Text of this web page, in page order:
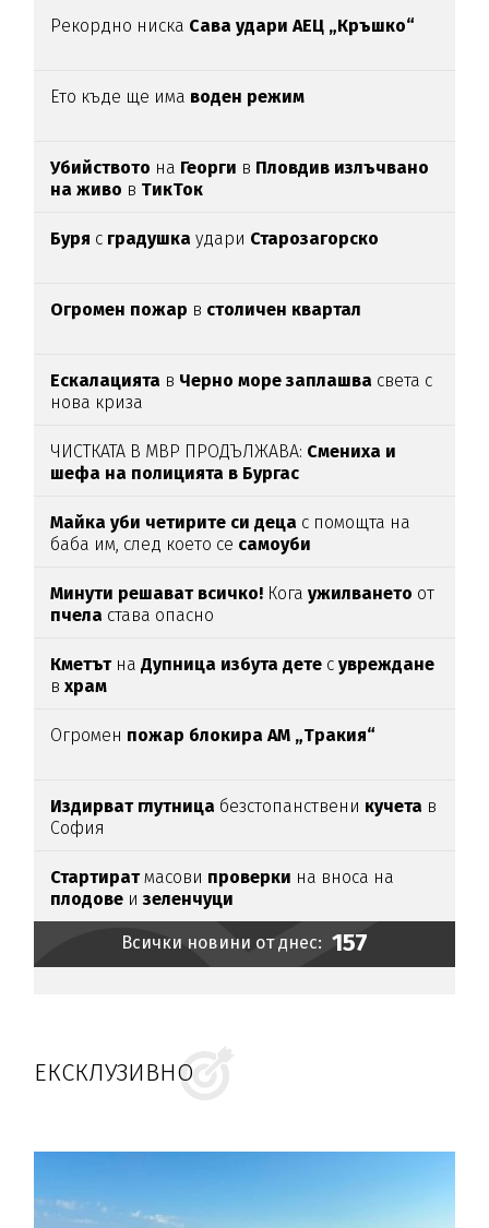
Рекордно ниска Сава удари АЕЦ „Кръшко“
Ето къде ще има воден режим
Убийството на Георги в Пловдив излъчвано
на живо в ТикТок
Буря с градушкаудари Старозагорско
Огромен пожар в столичен квартал
Ескалацията в Черно море заплашва света с
нова криза
ЧИСТКАТА В МВР ПРОДЪЛЖАВА: Смениха и
шефа на полицията в Бургас
Майка уби четирите си деца с помощта на
баба им, след което се самоуби
Минути решават всичко! Когаужилването от
пчела става опасно
Кметът наДупница избута дете сувреждане
вхрам
Огромен пожар блокира АМ „Тракия“
Издирват глутница безстопанствени кучета в
София
Стартиратмасови проверки на вноса на
плодове и зеленчуци
Всички новини от днес: 157
ЕКСКЛУЗИВНО